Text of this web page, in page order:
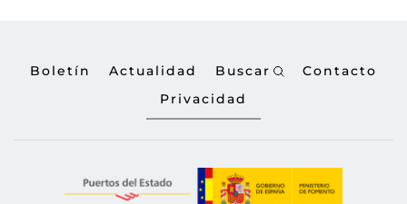
Boletín Actualidad Buscar
Contacto
Privacidad